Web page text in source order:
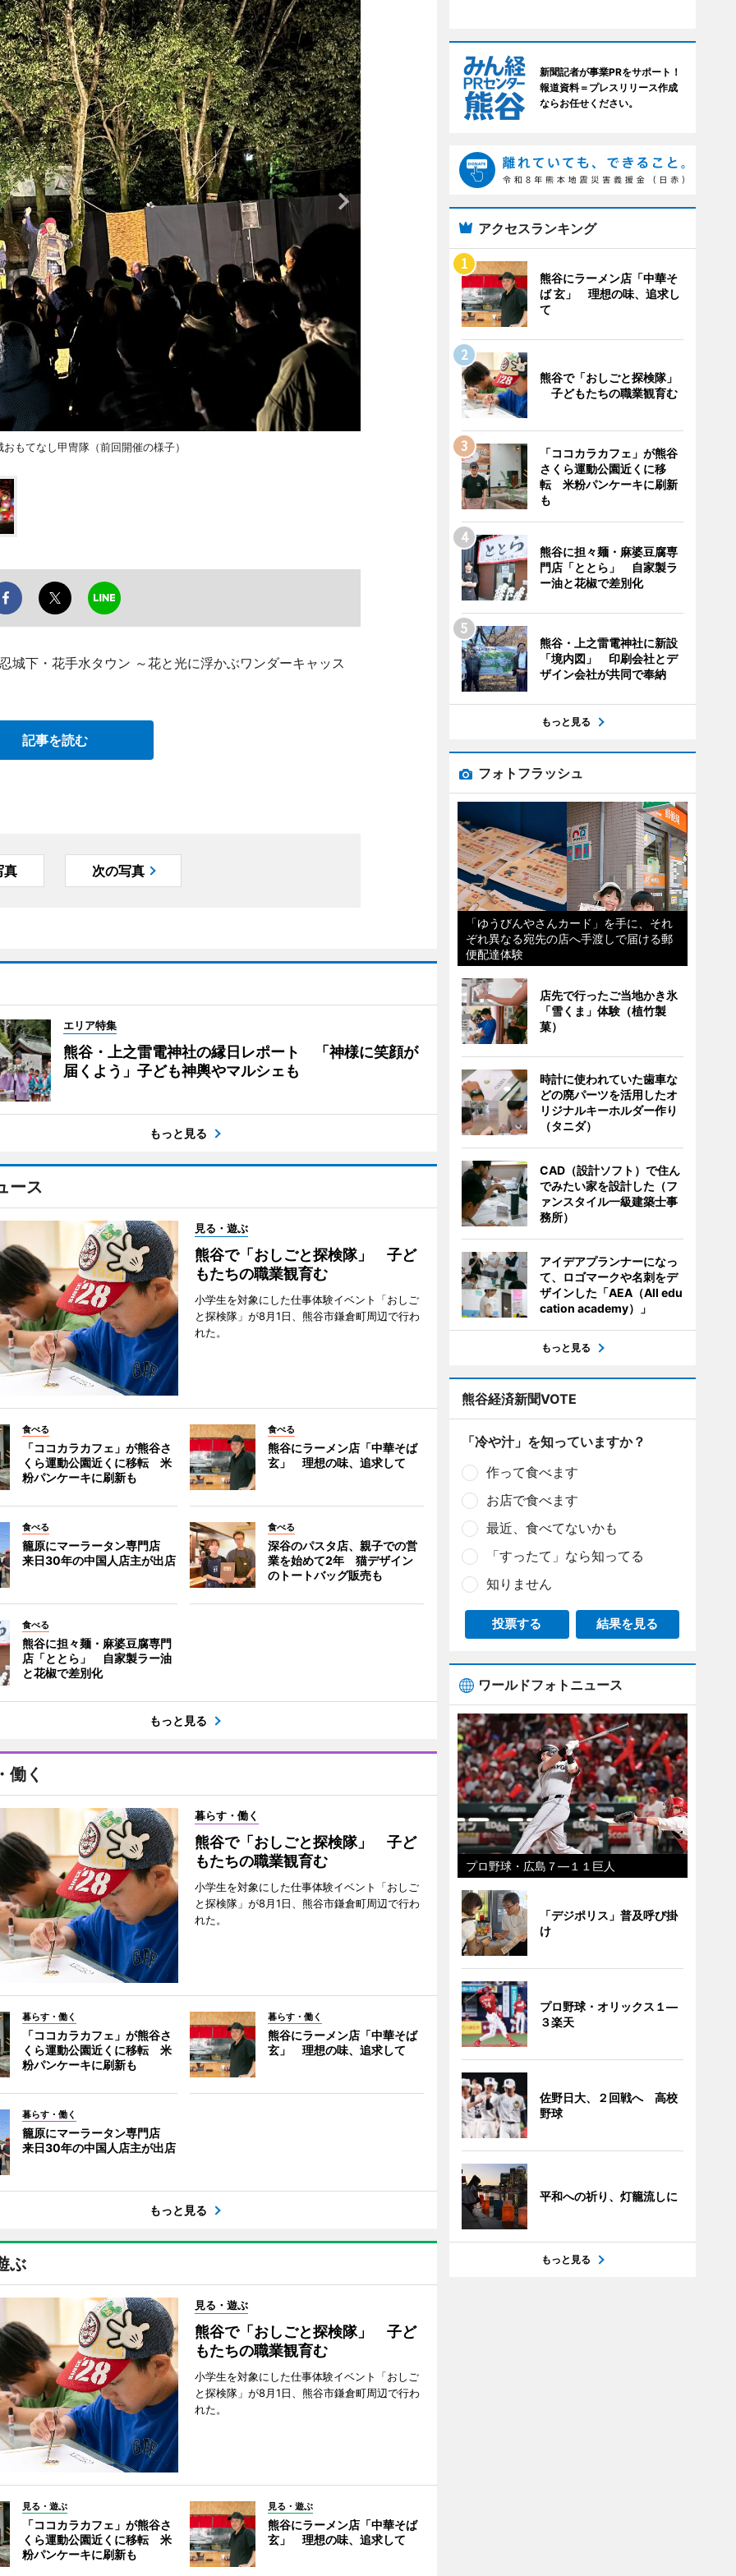
もてなし甲冑隊（前回開催の様子）
城下・花手水タウン ～花と光に浮かぶワンダーキャッス
記事を読む
真 次の写真
エリア特集
熊谷・上之雷電神社の縁日レポート 「神様に笑顔が
届くよう」子ども神輿やマルシェも
もっと見る
ース
見る・遊ぶ
熊谷で「おしごと探検隊」 子ど
もたちの職業観育む
小学生を対象にした仕事体験イベント「おしご
と探検隊」が8月1日、熊谷市鎌倉町周辺で行わ
れた。
食べる
「ココカラカフェ」が熊谷さ
くら運動公園近くに移転 米
粉パンケーキに刷新も
食べる
熊谷にラーメン店「中華そば
玄」 理想の味、追求して
食べる
籠原にマーラータン専門店
来日30年の中国人店主が出店
食べる
深谷のパスタ店、親子での営
業を始めて2年 猫デザイン
のトートバッグ販売も
食べる
熊谷に担々麺・麻婆豆腐専門
店「ととら」 自家製ラー油
と花椒で差別化
もっと見る
働く
暮らす・働く
熊谷で「おしごと探検隊」 子ど
もたちの職業観育む
小学生を対象にした仕事体験イベント「おしご
と探検隊」が8月1日、熊谷市鎌倉町周辺で行わ
れた。
暮らす・働く
「ココカラカフェ」が熊谷さ
くら運動公園近くに移転 米
粉パンケーキに刷新も
暮らす・働く
熊谷にラーメン店「中華そば
玄」 理想の味、追求して
暮らす・働く
籠原にマーラータン専門店
来日30年の中国人店主が出店
もっと見る
ぶ
見る・遊ぶ
熊谷で「おしごと探検隊」 子ど
もたちの職業観育む
小学生を対象にした仕事体験イベント「おしご
と探検隊」が8月1日、熊谷市鎌倉町周辺で行わ
れた。
見る・遊ぶ
「ココカラカフェ」が熊谷さ
くら運動公園近くに移転 米
粉パンケーキに刷新も
見る・遊ぶ
熊谷にラーメン店「中華そば
玄」 理想の味、追求して
新聞記者が事業PRをサポート！
報道資料＝プレスリリース作成
ならお任せください。
アクセスランキング
熊谷にラーメン店「中華そ
ば 玄」 理想の味、追求し
て
熊谷で「おしごと探検隊」
子どもたちの職業観育む
「ココカラカフェ」が熊谷
さくら運動公園近くに移
転 米粉パンケーキに刷新
も
熊谷に担々麺・麻婆豆腐専
門店「ととら」 自家製ラ
ー油と花椒で差別化
熊谷・上之雷電神社に新設
「境内図」 印刷会社とデ
ザイン会社が共同で奉納
もっと見る
フォトフラッシュ
「ゆうびんやさんカード」を手に、それ
ぞれ異なる宛先の店へ手渡しで届ける郵
便配達体験
店先で行ったご当地かき氷
「雪くま」体験（植竹製
菓）
時計に使われていた歯車な
どの廃パーツを活用したオ
リジナルキーホルダー作り
（タニダ）
CAD（設計ソフト）で住ん
でみたい家を設計した（フ
ァンスタイル一級建築士事
務所）
アイデアプランナーになっ
て、ロゴマークや名刺をデ
ザインした「AEA（All edu
cation academy）」
もっと見る
熊谷経済新聞VOTE
「冷や汁」を知っていますか？
作って食べます
お店で食べます
最近、食べてないかも
「すったて」なら知ってる
知りません
投票する 結果を見る
ワールドフォトニュース
プロ野球・広島７―１１巨人
「デジポリス」普及呼び掛
け
プロ野球・オリックス１―
３楽天
佐野日大、２回戦へ 高校
野球
平和への祈り、灯籠流しに
もっと見る